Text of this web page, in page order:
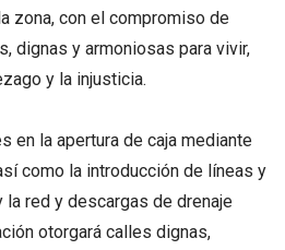
zona, con el compromiso de
dignas y armoniosas para vivir,
y la injusticia.
en la apertura de caja mediante
como la introducción de líneas y
la red y descargas de drenaje
otorgará calles dignas,